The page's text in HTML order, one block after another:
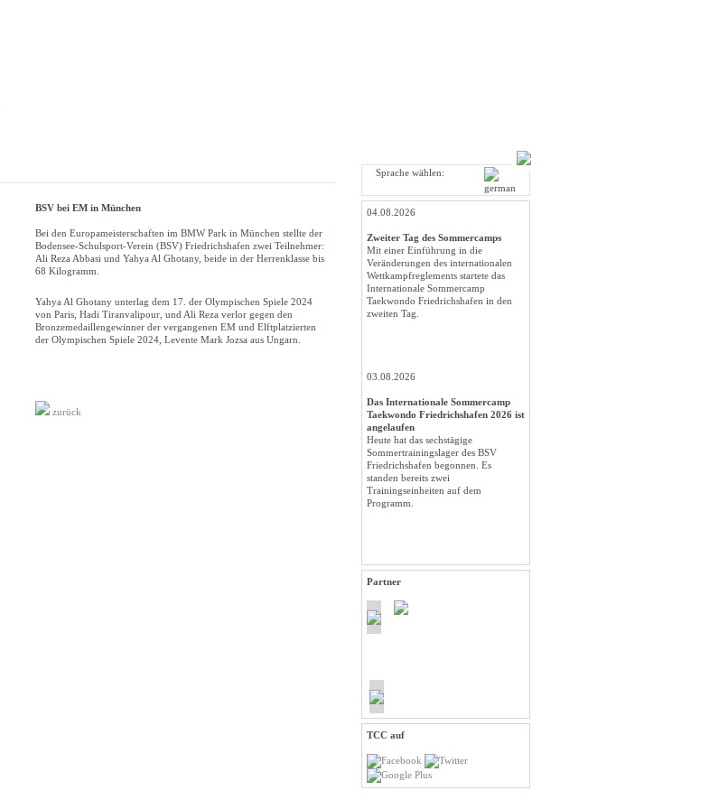
BSV bei EM in München
Bei den Europameisterschaften im BMW Park in München stellte der
Bodensee-Schulsport-Verein (BSV) Friedrichshafen zwei Teilnehmer:
Ali Reza Abbasi und Yahya Al Ghotany, beide in der Herrenklasse bis
68 Kilogramm.
Yahya Al Ghotany unterlag dem 17. der Olympischen Spiele 2024
von Paris, Hadi Tiranvalipour, und Ali Reza verlor gegen den
Bronzemedaillengewinner der vergangenen EM und Elftplatzierten
der Olympischen Spiele 2024, Levente Mark Jozsa aus Ungarn.
zurück
Sprache wählen:
04.08.2026
Zweiter Tag des Sommercamps
Mit einer Einführung in die
Veränderungen des internationalen
Wettkampfreglements startete das
Internationale Sommercamp
Taekwondo Friedrichshafen in den
zweiten Tag.
03.08.2026
Das Internationale Sommercamp
Taekwondo Friedrichshafen 2026 ist
angelaufen
Heute hat das sechstägige
Sommertrainingslager des BSV
Friedrichshafen begonnen. Es
standen bereits zwei
Trainingseinheiten auf dem
Programm.
Partner
TCC auf